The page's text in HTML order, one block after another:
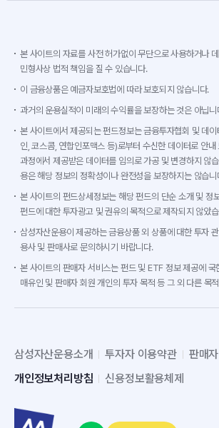
본 사이트의 자료를 사전 허가없이 무단으로 사용하거나
민형사상 법적 책임을 질 수 있습니다.
이 금융상품은 예금자보호법에 따라 보호되지 않습니다.
과거의 운용실적이 미래의 수익률을 보장하는 것은 아닙니
본 사이트에서 제공되는 펀드정보는 금융투자협회 및 데
인, 코스콤, 연합인포맥스 등)로부터 수신한 데이터로 안내
과정에서 제공받은 데이터를 임의로 가공 및 변경하지 않
용은 해당 정보의 정확성이나 완전성을 보장하지는 않습니
본 사이트의 펀드상세정보는 해당 펀드의 단순 소개 및 정
펀드에 대한 투자광고 및 권유의 목적으로 제작되지 않았
삼성자산운용이 제공하는 금융상품 외 상품에 대한 투자
용사 및 판매사로 문의하시기 바랍니다.
본 사이트의 판매자 서비스는 펀드 및 ETF 정보 제공에 국
매유인 및 판매자 회원 개인의 투자 목적 등 그 외 다른 목
삼성자산운용소개 투자자 이용약관
판매
개인정보처리방침
신용정보활용체제